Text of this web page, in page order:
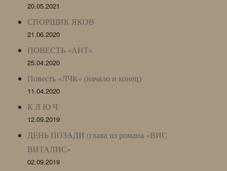
20.05.2021
СПОРЩИК ЯКОВ
21.06.2020
ПОВЕСТЬ «АНТ»
25.04.2020
Повесть «ЛЧК» (начало и конец)
11.04.2020
К Л Ю Ч
12.09.2019
ДЕНЬ ПОЗАДИ (глава из романа «ВИС
ВИТАЛИС»
02.09.2019